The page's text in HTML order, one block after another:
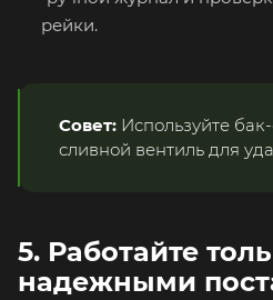
рейки.
Совет: Используйте
сливной вентиль для
5. Работайте
надежными